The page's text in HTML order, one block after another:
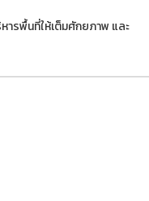
ารพื้นที่ให้เต็มศักยภาพ และ